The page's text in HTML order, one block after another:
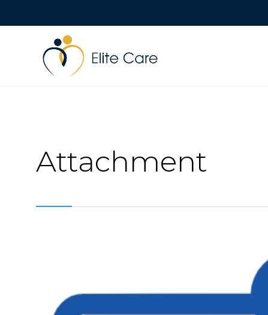
Attachment